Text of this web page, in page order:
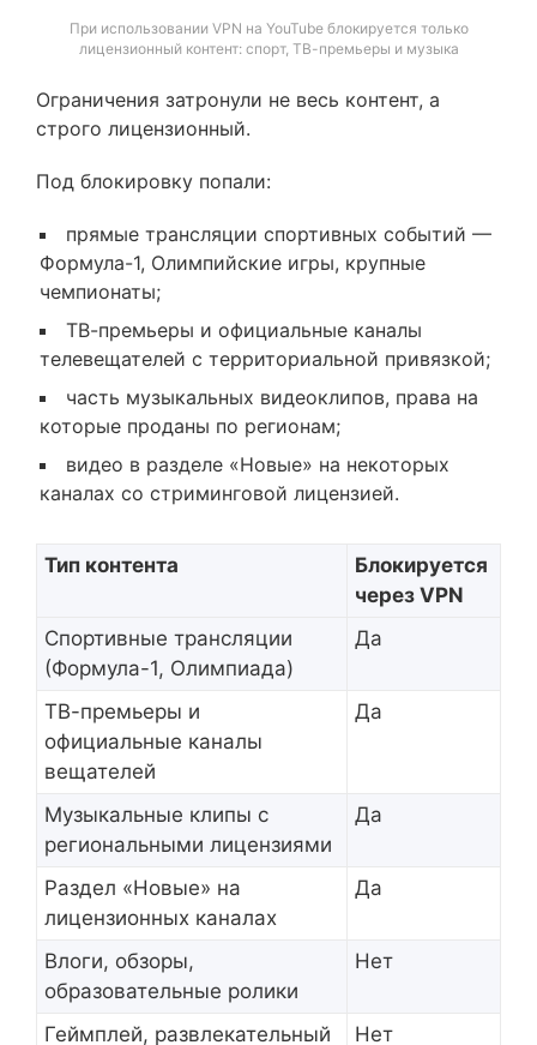
При использовании VPN на YouTube блокируется только
лицензионный контент: спорт, ТВ-премьеры и музыка
Ограничения затронули не весь контент, а
строго лицензионный.
Под блокировку попали:
прямые трансляции спортивных событий —
Формула-1, Олимпийские игры, крупные
чемпионаты;
ТВ-премьеры и официальные каналы
телевещателей с территориальной привязкой;
часть музыкальных видеоклипов, права на
которые проданы по регионам;
видео в разделе «Новые» на некоторых
каналах со стриминговой лицензией.
Тип контента
Блокируется
через VPN
Спортивные трансляции
(Формула-1, Олимпиада)
Да
ТВ-премьеры и
официальные каналы
вещателей
Да
Музыкальные клипы с
региональными лицензиями
Да
Раздел «Новые» на
лицензионных каналах
Да
Влоги, обзоры,
образовательные ролики
Нет
Геймплей, развлекательный Нет